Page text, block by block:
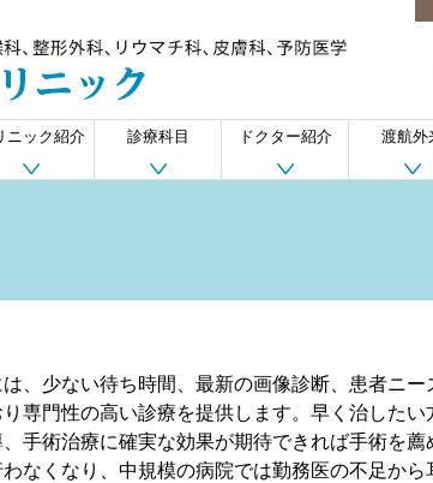
ニック紹介 診療科目 ドクター紹介 渡航外
、少ない待ち時間、最新の画像診断、患者ニ
専門性の高い診療を提供します。早く治した
手術治療に確実な効果が期待できれば手術を薦
なくなり、中規模の病院では勤務医の不足か